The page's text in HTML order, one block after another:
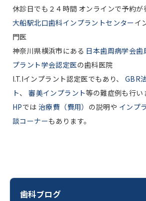
歯科ブログ
休診日でも２４時間 オンラインで予約が
大船駅北口歯科インプラントセンターイ
門医
神奈川県横浜市にある 日本歯周病学会
プラント学会認定医の歯科医院
I.T.Iインプラント認定医でもあり、
GBR
ト、 審美インプラント等の難症例も行い
HPでは 治療費（費用） の説明や インプ
談コーナーもあります。